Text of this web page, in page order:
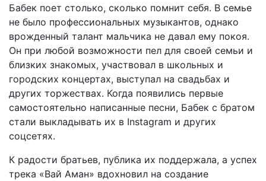
Бабек поет столько, сколько помнит себя. В семье
не было профессиональных музыкантов, однако
врожденный талант мальчика не давал ему покоя.
Он при любой возможности пел для своей семьи и
близких знакомых, участвовал в школьных и
городских концертах, выступал на свадьбах и
других торжествах. Когда появились первые
самостоятельно написанные песни, Бабек с братом
стали выкладывать их в Instagram и других
соцсетях.
К радости братьев, публика их поддержала, а успех
трека «Вай Аман» вдохновил на создание